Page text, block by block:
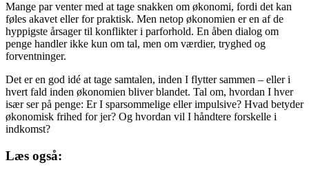
Mange par venter med at tage snakken om økonomi, fordi det kan
føles akavet eller for praktisk. Men netop økonomien er en af de
hyppigste årsager til konflikter i parforhold. En åben dialog om
penge handler ikke kun om tal, men om værdier, tryghed og
forventninger.
Det er en god idé at tage samtalen, inden I flytter sammen – eller i
hvert fald inden økonomien bliver blandet. Tal om, hvordan I hver
især ser på penge: Er I sparsommelige eller impulsive? Hvad betyder
økonomisk frihed for jer? Og hvordan vil I håndtere forskelle i
indkomst?
Læs også: